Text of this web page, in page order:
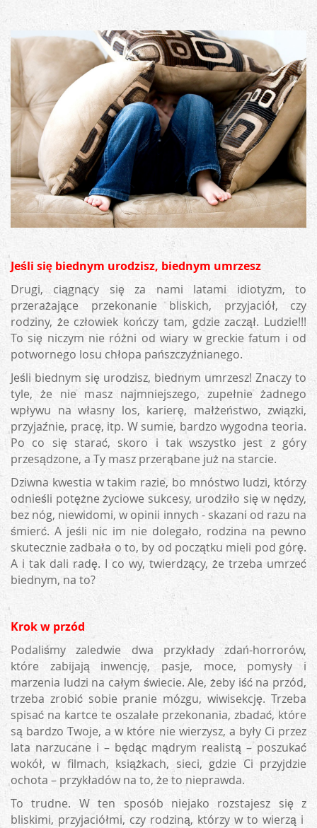
Jeśli się biednym urodzisz, biednym umrzesz
Drugi, ciągnący się za nami latami idiotyzm, to
przerażające przekonanie bliskich, przyjaciół, czy
rodziny, że człowiek kończy tam, gdzie zaczął. Ludzie!!!
To się niczym nie różni od wiary w greckie fatum i od
potwornego losu chłopa pańszczyźnianego.
Jeśli biednym się urodzisz, biednym umrzesz! Znaczy to
tyle, że nie masz najmniejszego, zupełnie żadnego
wpływu na własny los, karierę, małżeństwo, związki,
przyjaźnie, pracę, itp. W sumie, bardzo wygodna teoria.
Po co się starać, skoro i tak wszystko jest z góry
przesądzone, a Ty masz przerąbane już na starcie.
Dziwna kwestia w takim razie, bo mnóstwo ludzi, którzy
odnieśli potężne życiowe sukcesy, urodziło się w nędzy,
bez nóg, niewidomi, w opinii innych - skazani od razu na
śmierć. A jeśli nic im nie dolegało, rodzina na pewno
skutecznie zadbała o to, by od początku mieli pod górę.
A i tak dali radę. I co wy, twierdzący, że trzeba umrzeć
biednym, na to?
Krok w przód
Podaliśmy zaledwie dwa przykłady zdań-horrorów,
które zabijają inwencję, pasje, moce, pomysły i
marzenia ludzi na całym świecie. Ale, żeby iść na przód,
trzeba zrobić sobie pranie mózgu, wiwisekcję. Trzeba
spisać na kartce te oszalałe przekonania, zbadać, które
są bardzo Twoje, a w które nie wierzysz, a były Ci przez
lata narzucane i – będąc mądrym realistą – poszukać
wokół, w filmach, książkach, sieci, gdzie Ci przyjdzie
ochota – przykładów na to, że to nieprawda.
To trudne. W ten sposób niejako rozstajesz się z
bliskimi, przyjaciółmi, czy rodziną, którzy w to wierzą i